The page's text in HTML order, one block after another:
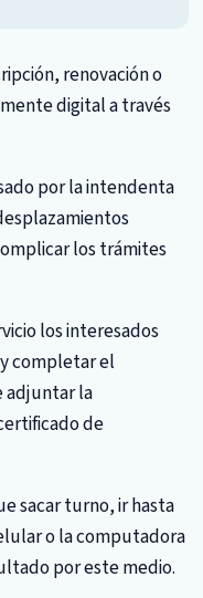
renovación o
digital a través
por la intendenta
los trámites
los interesados
completar el
adjuntar la
de
sacar turno, ir hasta
o la computadora
por este medio.